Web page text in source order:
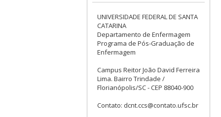
UNIVERSIDADE FEDERAL DE SANTA
CATARINA
Departamento de Enfermagem
Programa de Pós-Graduação de
Enfermagem
Campus Reitor João David Ferreira
Lima. Bairro Trindade /
Florianópolis/SC - CEP 88040-900
Contato: dcnt.ccs@contato.ufsc.br